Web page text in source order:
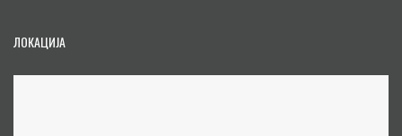
ЛОКАЦИЈА